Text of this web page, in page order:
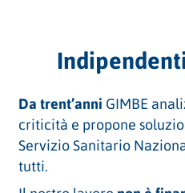
Da trent’anni GIMBE
criticità e propone
Servizio Sanitario
tutti.